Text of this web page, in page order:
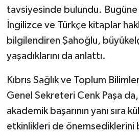
tavsiyesinde bulundu. Bugüne
İngilizce ve Türkçe kitaplar
bilgilendiren Şahoğlu,
yaşadıklarını da anlattı.
Kıbrıs Sağlık ve Toplum
Genel Sekreteri Cenk Paşa
akademik başarının yanı sıra
etkinlikleri de önemsediklerini
ÖZEL HABER
SAĞLIK
TATLISU